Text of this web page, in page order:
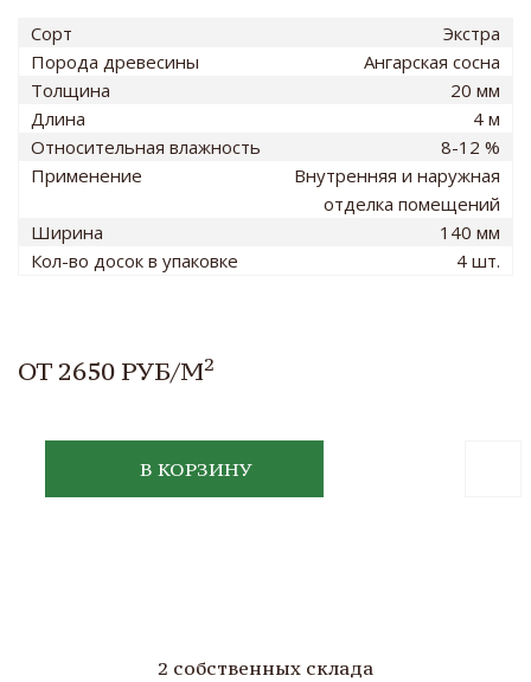
Сорт
Экстра
Порода древесины
Ангарская сосна
Толщина
20 мм
Длина
4 м
Относительная влажность
8-12 %
Применение
Внутренняя и наружная
отделка помещений
Ширина
140 мм
Кол-во досок в упаковке
4 шт.
ОТ 2650 РУБ/М2
В КОРЗИНУ
2 собственных склада